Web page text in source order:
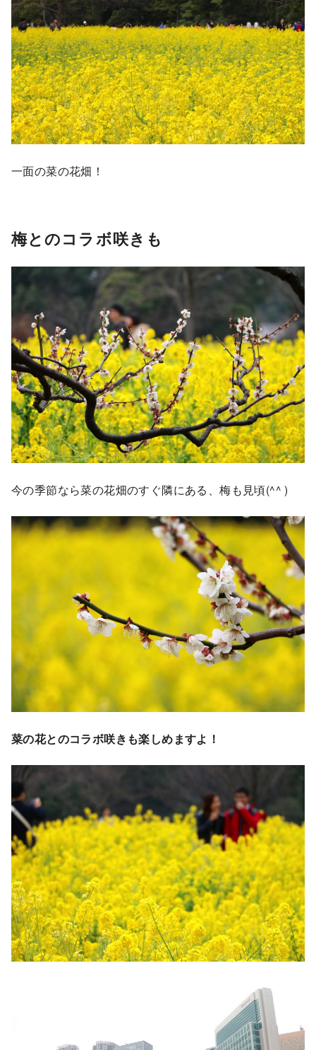
一面の菜の花畑！
梅とのコラボ咲きも
今の季節なら菜の花畑のすぐ隣にある、梅も見頃(^^ )
菜の花とのコラボ咲きも楽しめますよ！